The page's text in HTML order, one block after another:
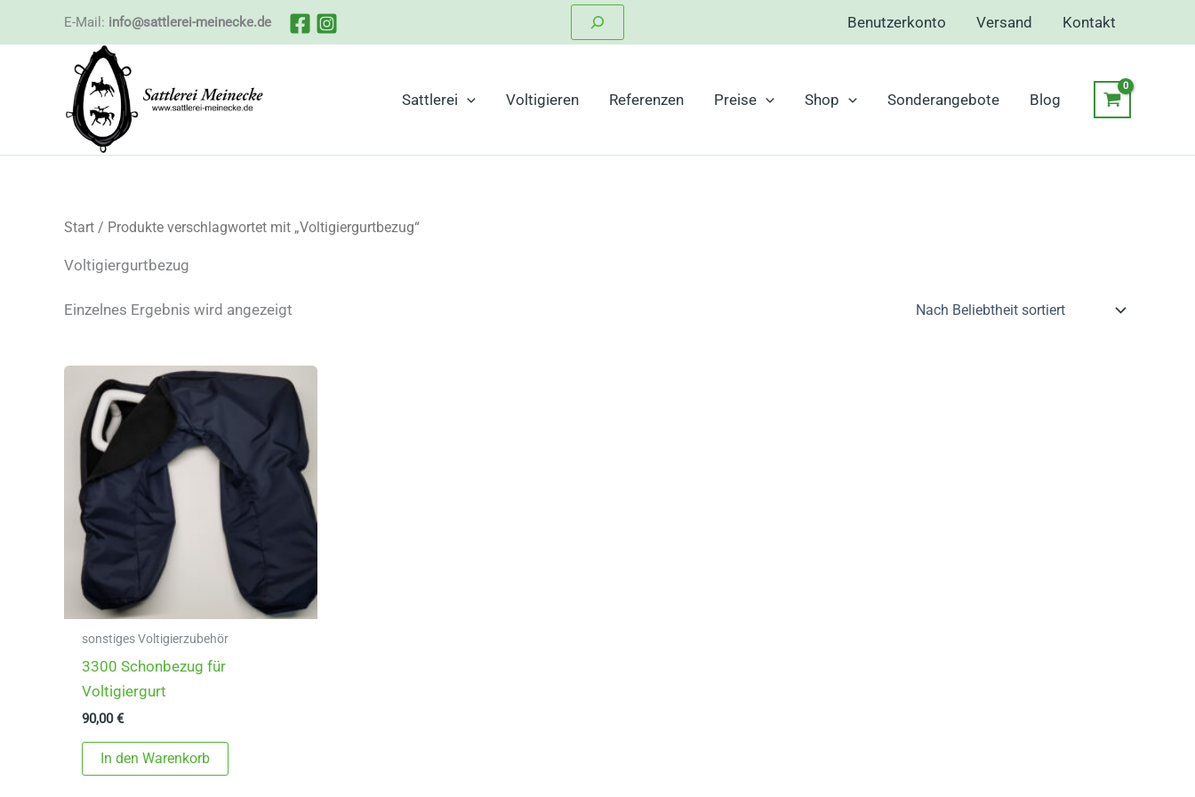
E-Mail: info@sattlerei-meinecke.de Benutzerkonto Versand Kontakt
Sattlerei Voltigieren Referenzen Preise Shop Sonderangebote Blog
Start / Produkte verschlagwortet mit „Voltigiergurtbezug“
Voltigiergurtbezug
Einzelnes Ergebnis wird angezeigt
sonstiges Voltigierzubehör
3300 Schonbezug für
Voltigiergurt
90,00€
In den Warenkorb